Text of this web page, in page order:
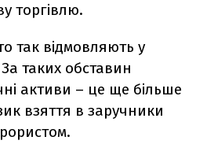
торгівлю.
так відмовляють у
таких обставин
активи – це ще більше
взяття в заручники